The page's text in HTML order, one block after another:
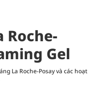
Roche-
Gel
La Roche-Posay và các hoạt